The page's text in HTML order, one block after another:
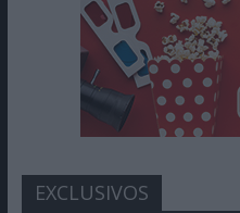
EXCLUSIVOS